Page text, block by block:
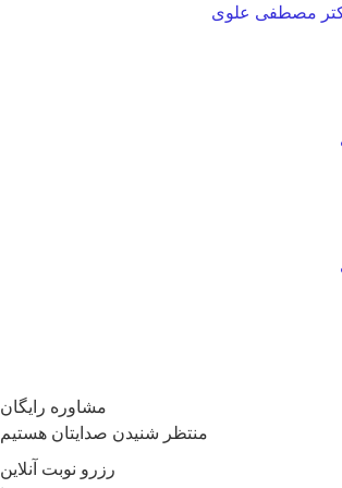
مشاوره رایگان
منتظر شنیدن صدایتان هستیم
رزرو نوبت آنلاین